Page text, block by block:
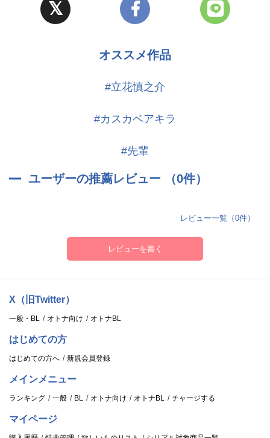
オススメ作品
#立花慎之介
#カスカベアキラ
#先輩
ユーザーの推薦レビュー （0件）
レビュー一覧（0件）
レビューを書く
X（旧Twitter）
一般・BL オトナ向け オトナBL
はじめての方
はじめての方へ 新規会員登録
メインメニュー
ランキング 一般 BL オトナ向け オトナBL チャージする
マイページ